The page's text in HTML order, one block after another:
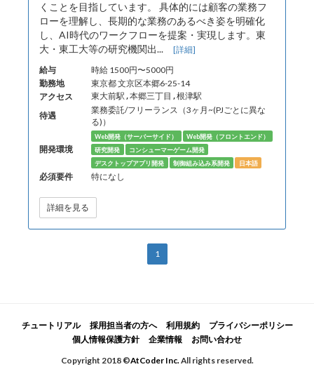
くことを目指しています。 具体的には顧客の業務フ
ローを理解し、長期的な業務のあるべき姿を明確化
し、AI時代のワークフローを提案・実現します。東
大・東工大等の研究機関出... [詳細]
給与
時給 1500円〜5000円
勤務地
東京都 文京区本郷6-25-14
アクセス
東大前駅,本郷三丁目,根津駅
待遇
業務委託/フリーランス（3ヶ月~(PJごとに異な
る)）
開発環境
Web開発（サーバーサイド）
Web開発（フロントエンド）
研究開発
コンシューマーゲーム開発
デスクトップアプリ開発
制御組み込み系開発 日本語
必須要件 特になし
詳細を見る
1
チュートリアル 採用担当者の方へ 利用規約
プライバシーポリシー
個人情報保護方針
企業情報
お問い合わせ
Copyright 2018 ©AtCoder Inc.All rights reserved.